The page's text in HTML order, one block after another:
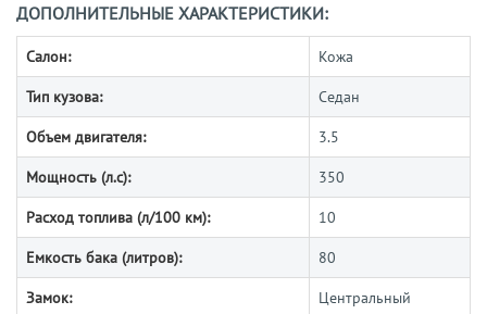
ДОПОЛНИТЕЛЬНЫЕ ХАРАКТЕРИСТИКИ:
Салон: Кожа
Тип кузова: Седан
Объем двигателя: 3.5
Мощность (л.с): 350
Расход топлива (л/100 км): 10
Емкость бака (литров): 80
Замок: Центральный